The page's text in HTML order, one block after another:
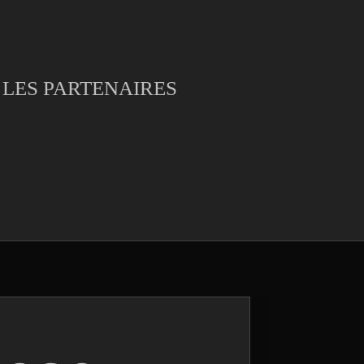
LES PARTENAIRES